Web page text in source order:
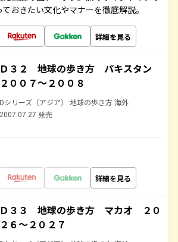
おきたい文化やマナーを徹底解説。
詳細を見る
Ｄ３２ 地球の歩き方 パキスタン
２００７～２００８
Dシリーズ（アジア） 地球の歩き方 海外
2007.07.27 発売
詳細を見る
Ｄ３３ 地球の歩き方 マカオ ２０
２６～２０２７